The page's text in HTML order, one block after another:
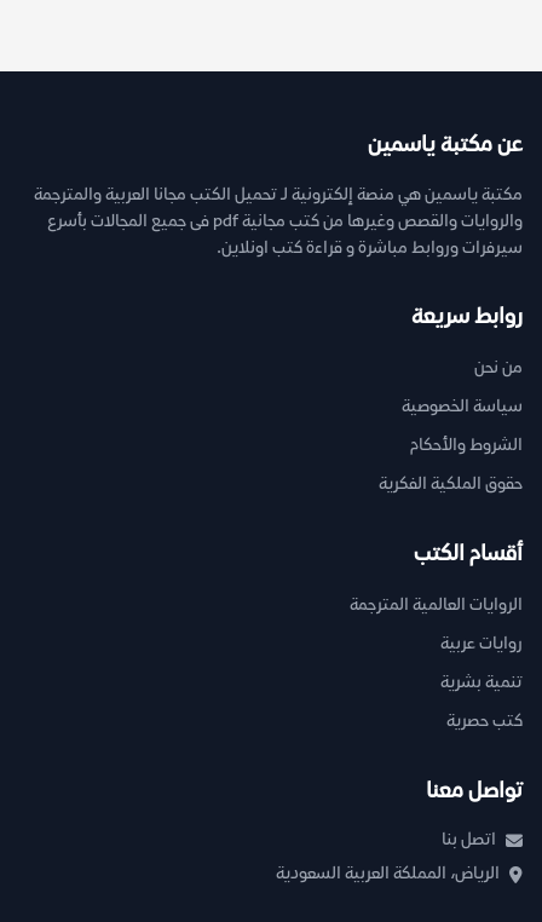
عن مكتبة ياسمين
مكتبة ياسمين هي منصة إلكترونية لـ تحميل الكتب مجانا العربية والمترجمة
والروايات والقصص وغيرها من كتب مجانية pdf فى جميع المجالات بأسرع
سيرفرات وروابط مباشرة و قراءة كتب اونلاين.
روابط سريعة
من نحن
سياسة الخصوصية
الشروط والأحكام
حقوق الملكية الفكرية
أقسام الكتب
الروايات العالمية المترجمة
روايات عربية
تنمية بشرية
كتب حصرية
تواصل معنا
اتصل بنا
الرياض، المملكة العربية السعودية